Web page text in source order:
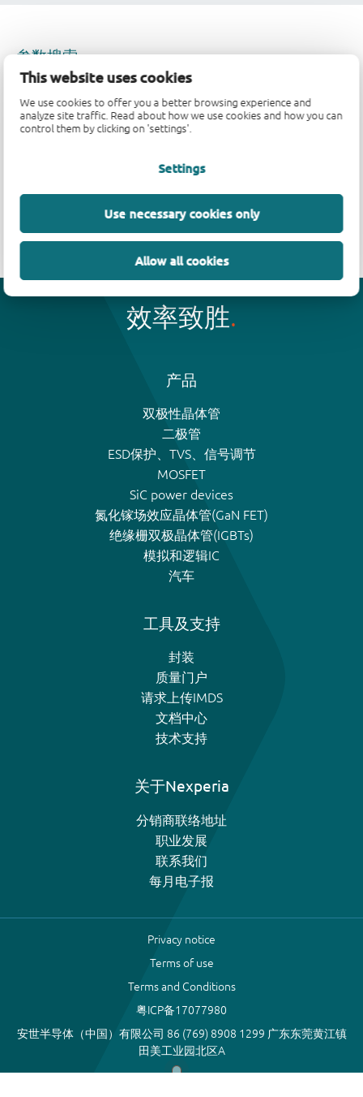
This website uses cookies
We use cookies to offer you a better browsing experience and
analyze site traffic. Read about how we use cookies and how you can
control them by clicking on 'settings'.
Settings
Use necessary cookies only
Allow all cookies
参数搜索
参数搜索不可用。
效率致胜
产品
双极性晶体管
二极管
ESD保护、TVS、信号调节
MOSFET
SiC power devices
氮化镓场效应晶体管(GaN FET)
绝缘栅双极晶体管(IGBTs)
模拟和逻辑IC
汽车
工具及支持
封装
质量门户
请求上传IMDS
文档中心
技术支持
关于Nexperia
分销商联络地址
职业发展
联系我们
每月电子报
Privacy notice
Terms of use
Terms and Conditions
粤ICP备17077980
安世半导体（中国）有限公司 86 (769) 8908 1299 广东东莞黄江镇
田美工业园北区A